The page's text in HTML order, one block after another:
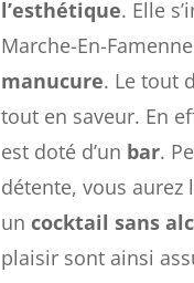
l’esthétique. Elle
Marche-En-
manucure. Le tout
tout en saveur. En
est doté d’un bar.
détente, vous
un cocktail sans
plaisir sont ainsi